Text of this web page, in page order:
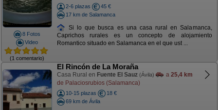
8 Fotos
Video
(1 comentario)
2-6 plazas
45 €
17 km de Salamanca
Si lo que busca es una casa rural en Salamanca,
Caprichos rurales es un concepto de alojamiento
Romantico situado en Salamanca en el que ust ...
El Rincón de La Moraña
Casa Rural en Fuente El Sauz (Ávila) a 25,4 km
de Palaciosrubios (Salamanca)
10-15 plazas
18 €
69 km de Ávila